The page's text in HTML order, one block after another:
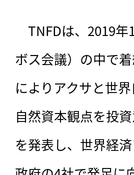
TNFDは、2019年
ボス会議）の中で
によりアクサと世
自然資本観点を投
を発表し、世界経